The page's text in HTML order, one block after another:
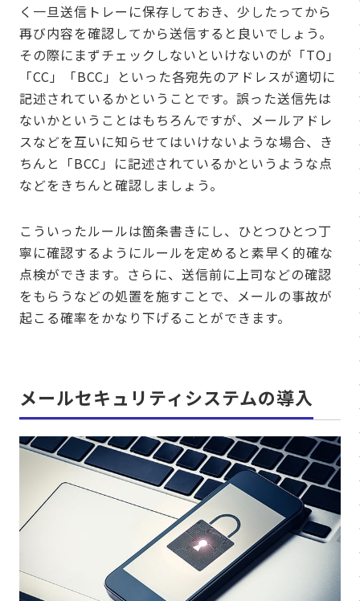
く一旦送信トレーに保存しておき、少したってから
再び内容を確認してから送信すると良いでしょう。
その際にまずチェックしないといけないのが「TO」
「CC」「BCC」といった各宛先のアドレスが適切に
記述されているかということです。誤った送信先は
ないかということはもちろんですが、メールアドレ
スなどを互いに知らせてはいけないような場合、き
ちんと「BCC」に記述されているかというような点
などをきちんと確認しましょう。
こういったルールは箇条書きにし、ひとつひとつ丁
寧に確認するようにルールを定めると素早く的確な
点検ができます。さらに、送信前に上司などの確認
をもらうなどの処置を施すことで、メールの事故が
起こる確率をかなり下げることができます。
メールセキュリティシステムの導入